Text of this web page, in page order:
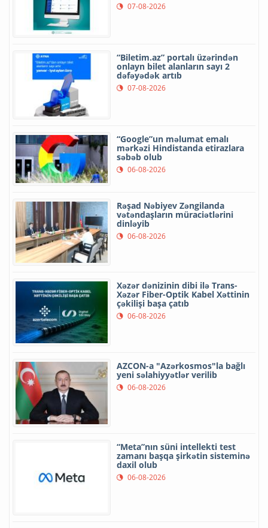
07-08-2026
“Biletim.az” portalı üzərindən
onlayn bilet alanların sayı 2
dəfəyədək artıb
07-08-2026
“Google”un məlumat emalı
mərkəzi Hindistanda etirazlara
səbəb olub
06-08-2026
Rəşad Nəbiyev Zəngilanda
vətəndaşların müraciətlərini
dinləyib
06-08-2026
Xəzər dənizinin dibi ilə Trans-
Xəzər Fiber-Optik Kabel Xəttinin
çəkilişi başa çatıb
06-08-2026
AZCON-a "Azərkosmos"la bağlı
yeni səlahiyyətlər verilib
06-08-2026
“Meta”nın süni intellekti test
zamanı başqa şirkətin sisteminə
daxil olub
06-08-2026